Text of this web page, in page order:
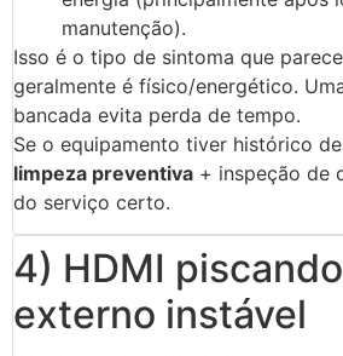
manutenção).
Isso é o tipo de sintoma que parece
geralmente é físico/energético.
bancada evita perda de tempo.
Se o equipamento tiver histórico
limpeza preventiva + inspeção de
do serviço certo.
4) HDMI
externo instável